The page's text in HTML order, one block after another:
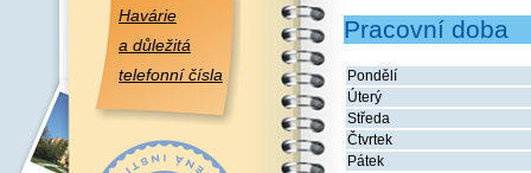
Havárie
a důležitá
telefonní čísla
Pracovní doba
Pondělí
Úterý
Středa
Čtvrtek
Pátek